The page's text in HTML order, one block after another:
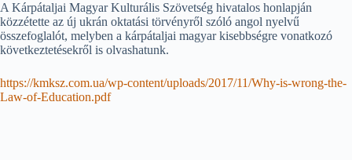
A Kárpátaljai Magyar Kulturális Szövetség hivatalos honlapján
közzétette az új ukrán oktatási törvényről szóló angol nyelvű
összefoglalót, melyben a kárpátaljai magyar kisebbségre vonatkozó
következtetésekről is olvashatunk.
https://kmksz.com.ua/wp-content/uploads/2017/11/Why-is-wrong-the-
Law-of-Education.pdf